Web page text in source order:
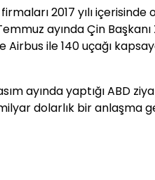
firmaları 2017 yılı
ayında Çin
Airbus ile 140 uçağı
ayında yaptığı ABD
dolarlık bir anlaşma